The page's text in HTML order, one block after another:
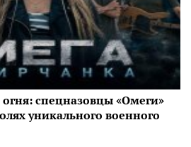
спецназовцы «Омеги»
уникального военного